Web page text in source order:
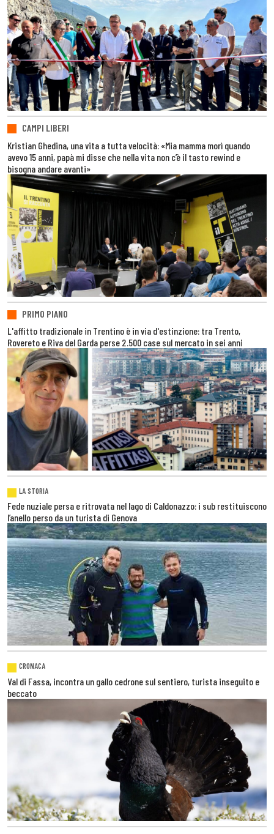
CAMPI LIBERI
Kristian Ghedina, una vita a tutta velocità: «Mia mamma morì quando
avevo 15 anni, papà mi disse che nella vita non c’è il tasto rewind e
bisogna andare avanti»
PRIMO PIANO
L'affitto tradizionale in Trentino è in via d'estinzione: tra Trento,
Rovereto e Riva del Garda perse 2.500 case sul mercato in sei anni
LA STORIA
Fede nuziale persa e ritrovata nel lago di Caldonazzo: i sub restituiscono
l’anello perso da un turista di Genova
CRONACA
Val di Fassa, incontra un gallo cedrone sul sentiero, turista inseguito e
beccato